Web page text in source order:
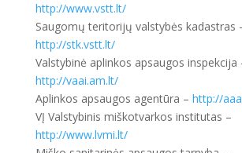
http://www.vstt.lt/
Saugomų teritorijų valstybės kadastras
http://stk.vstt.lt/
Valstybinė aplinkos apsaugos inspekcija
http://vaai.am.lt/
Aplinkos apsaugos agentūra – http://
VĮ Valstybinis miškotvarkos institutas –
http://www.lvmi.lt/